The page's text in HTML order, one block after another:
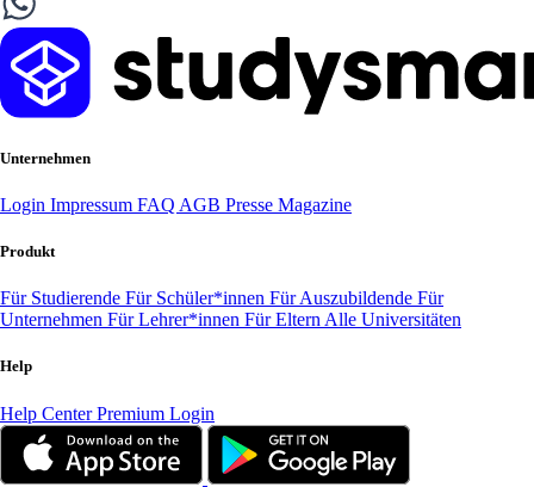
Unternehmen
Login Impressum FAQ AGB Presse Magazine
Produkt
Für Studierende Für Schüler*innen Für Auszubildende Für
Unternehmen Für Lehrer*innen Für Eltern Alle Universitäten
Help
Help CenterPremium Login